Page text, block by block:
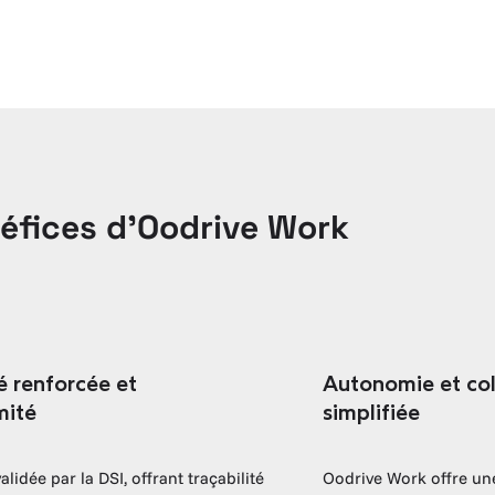
d’Oodrive Work
renforcée et
par la DSI, offrant traçabilité
Autonomie et
simplifiée
Oodrive Work offre